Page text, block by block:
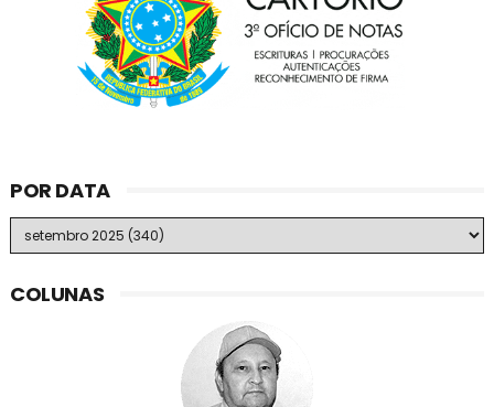
POR DATA
COLUNAS